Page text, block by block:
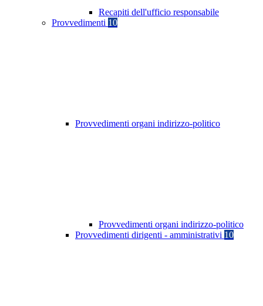
Recapiti dell'ufficio responsabile
Provvedimenti 10
Provvedimenti organi indirizzo-politico
Provvedimenti organi indirizzo-politico
Provvedimenti dirigenti - amministrativi 10